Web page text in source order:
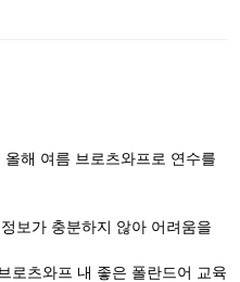
해 여름 브로츠와프로 연수를
보가 충분하지 않아 어려움을
로츠와프 내 좋은 폴란드어 교육